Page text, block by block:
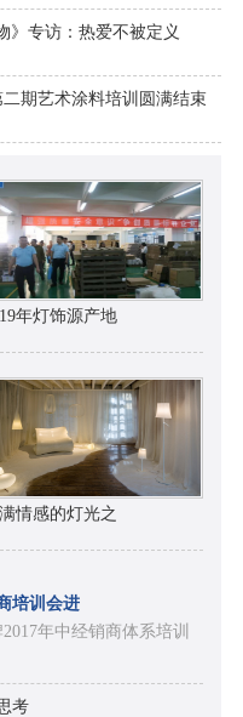
》专访：热爱不被定义
期艺术涂料培训圆满结束
年灯饰源产地
情感的灯光之
培训会进
年中经销商体系培训
考